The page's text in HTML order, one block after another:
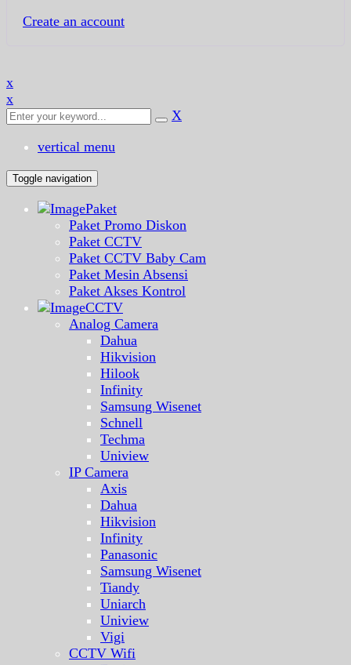
Create an account
x
x
X
vertical menu
Toggle navigation
Paket
Paket Promo Diskon
Paket CCTV
Paket CCTV Baby Cam
Paket Mesin Absensi
Paket Akses Kontrol
CCTV
Analog Camera
Dahua
Hikvision
Hilook
Infinity
Samsung Wisenet
Schnell
Techma
Uniview
IP Camera
Axis
Dahua
Hikvision
Infinity
Panasonic
Samsung Wisenet
Tiandy
Uniarch
Uniview
Vigi
CCTV Wifi